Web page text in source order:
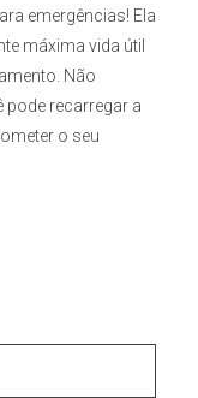
emergências! Ela
máxima vida útil
Não
pode recarregar a
o seu